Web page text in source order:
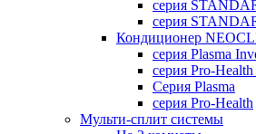
серия
серия
Кондиционер
серия Plasma
серия Pro-
Cерия Plasma
серия Pro-Health
Мульти-сплит системы